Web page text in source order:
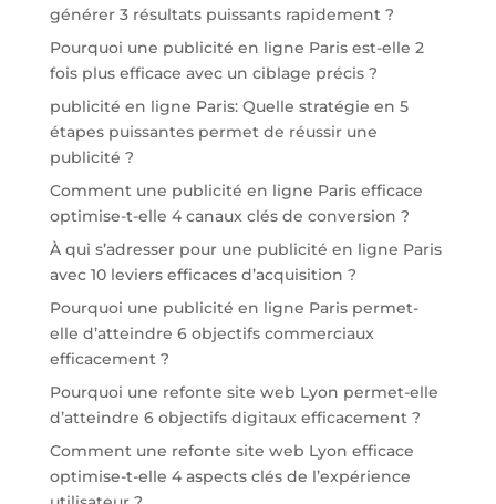
générer 3 résultats puissants rapidement ?
Pourquoi une publicité en ligne Paris est-elle 2
fois plus efficace avec un ciblage précis ?
publicité en ligne Paris: Quelle stratégie en 5
étapes puissantes permet de réussir une
publicité ?
Comment une publicité en ligne Paris efficace
optimise-t-elle 4 canaux clés de conversion ?
À qui s’adresser pour une publicité en ligne Paris
avec 10 leviers efficaces d’acquisition ?
Pourquoi une publicité en ligne Paris permet-
elle d’atteindre 6 objectifs commerciaux
efficacement ?
Pourquoi une refonte site web Lyon permet-elle
d’atteindre 6 objectifs digitaux efficacement ?
Comment une refonte site web Lyon efficace
optimise-t-elle 4 aspects clés de l’expérience